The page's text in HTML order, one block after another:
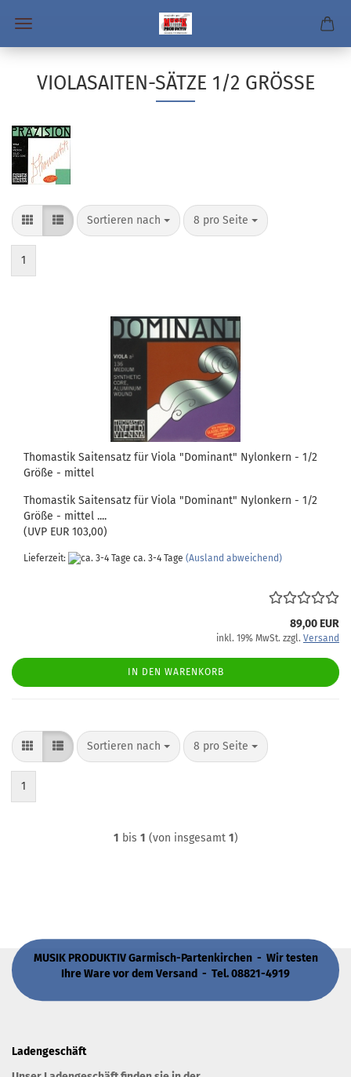
VIOLASAITEN-SÄTZE 1/2 GRÖSSE
Sortieren nach
Sortieren nach 8 pro Seite
pro Seite
1
Thomastik Saitensatz für Viola "Dominant" Nylonkern - 1/2
Größe - mittel
Thomastik Saitensatz für Viola "Dominant" Nylonkern - 1/2
Größe - mittel ....
(UVP EUR 103,00)
Lieferzeit: ca. 3-4 Tage (Ausland abweichend)
89,00 EUR
inkl. 19% MwSt. zzgl. Versand
IN DEN WARENKORB
Sortieren nach
Sortieren nach 8 pro Seite
pro Seite
1
1 bis 1 (von insgesamt 1)
MUSIK PRODUKTIV Garmisch-Partenkirchen - Wir testen
Ihre Ware vor dem Versand - Tel. 08821-4919
Ladengeschäft